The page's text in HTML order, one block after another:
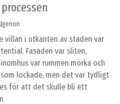
villan i utkanten av staden var
Fasaden var sliten,
var rummen mörka och
lockade, men det var tydligt
för att det skulle bli ett